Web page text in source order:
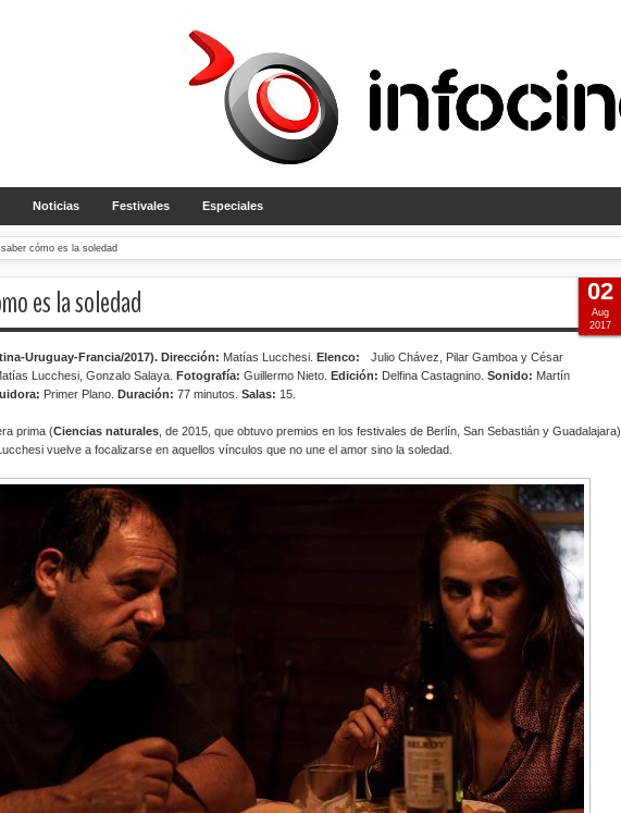
Noticias Festivales Especiales
saber cómo es la soledad
es la soledad
Uruguay-Francia/2017). Dirección: Matías Lucchesi. Elenco:
Julio Chávez, Pilar Gamboa y César
Lucchesi, Gonzalo Salaya. Fotografía: Guillermo Nieto. Edición: Delfina Castagnino. Sonido: Martín
: Primer Plano. Duración: 77 minutos. Salas: 15.
prima (Ciencias naturales , de 2015, que obtuvo premios en los festivales de Berlín, San Sebastián y Guadalajara)
vuelve a focalizarse en aquellos vínculos que no une el amor sino la soledad.
02
Aug
2017